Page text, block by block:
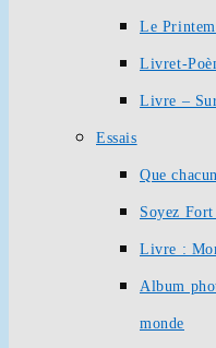
Le
Livret-
Livre –
Essais
Que
Soyez
Livre :
Album
monde